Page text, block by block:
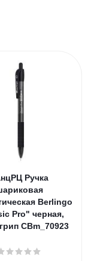
Ручка
Berlingo
Pro" черная,
CBm_70923